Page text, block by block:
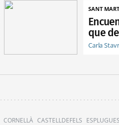
SANT
que
Carla
CORNELLÀ CASTELLDEFELS ESPLUGUES